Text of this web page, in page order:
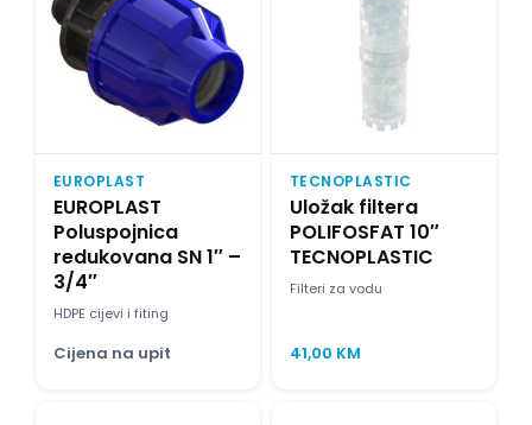
EUROPLAST
EUROPLAST
Poluspojnica
redukovana SN 1″ –
3/4″
HDPE cijevi i fiting
Cijena na upit
TECNOPLASTIC
Uložak filtera
POLIFOSFAT 10″
TECNOPLASTIC
Filteri za vodu
41,00 KM